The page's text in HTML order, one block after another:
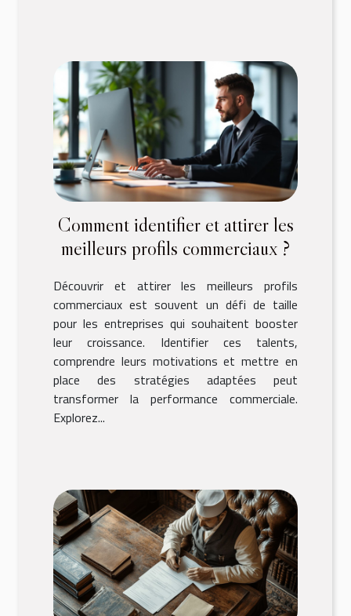
Comment identifier et attirer les
meilleurs profils commerciaux ?
Découvrir et attirer les meilleurs profils
commerciaux est souvent un défi de taille
pour les entreprises qui souhaitent booster
leur croissance. Identifier ces talents,
comprendre leurs motivations et mettre en
place des stratégies adaptées peut
transformer la performance commerciale.
Explorez...